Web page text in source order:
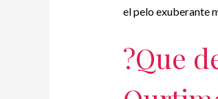
el pelo exuberante
?Que